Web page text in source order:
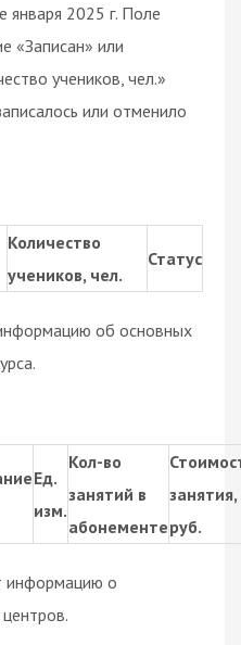
января 2025 г. Поле
«Записан» или
учеников, чел.»
или отменило
Количество
учеников, чел.
Статус
об основных
Ед.
изм.
Кол-во
занятий в
абонементе
занятия,
руб.
информацию о